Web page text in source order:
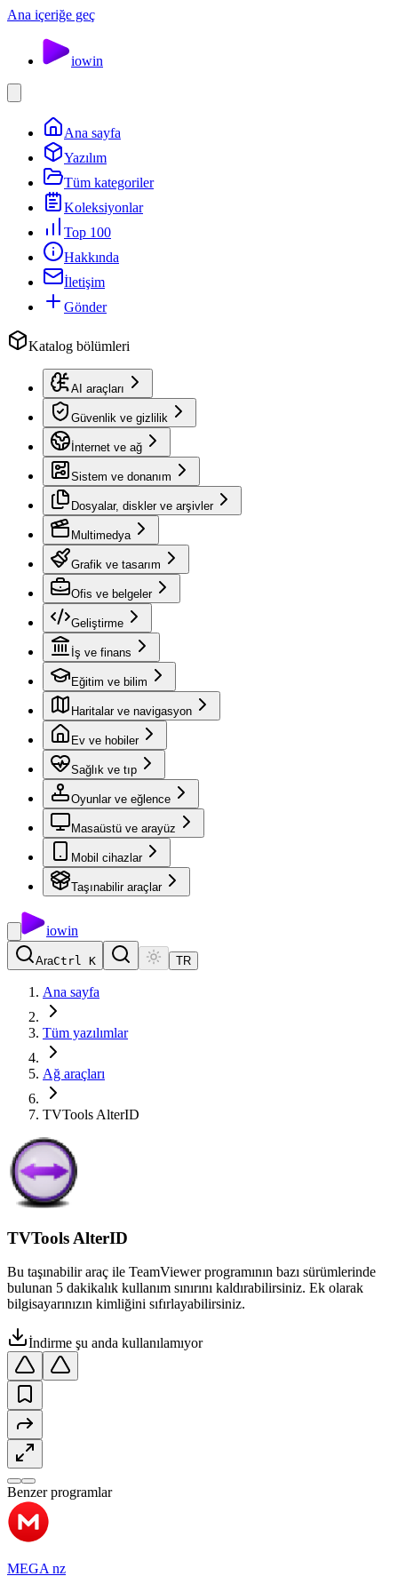
Ana içeriğe geç
iowin
Ana sayfa
Yazılım
Tüm kategoriler
Koleksiyonlar
Top 100
Hakkında
İletişim
Gönder
Katalog bölümleri
AI araçları
Güvenlik ve gizlilik
İnternet ve ağ
Sistem ve donanım
Dosyalar, diskler ve arşivler
Multimedya
Grafik ve tasarım
Ofis ve belgeler
Geliştirme
İş ve finans
Eğitim ve bilim
Haritalar ve navigasyon
Ev ve hobiler
Sağlık ve tıp
Oyunlar ve eğlence
Masaüstü ve arayüz
Mobil cihazlar
Taşınabilir araçlar
iowin
AraCtrl K TR
Ana sayfa
Tüm yazılımlar
Ağ araçları
TVTools AlterID
TVTools AlterID
Bu taşınabilir araç ile TeamViewer programının bazı sürümlerinde
bulunan 5 dakikalık kullanım sınırını kaldırabilirsiniz. Ek olarak
bilgisayarınızın kimliğini sıfırlayabilirsiniz.
İndirme şu anda kullanılamıyor
Benzer programlar
MEGA nz